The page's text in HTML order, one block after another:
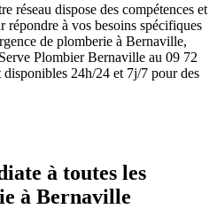
réseau dispose des compétences et
répondre à vos besoins spécifiques
de plomberie à Bernaville,
Plombier Bernaville au 09 72
24h/24 et 7j/7 pour des
à toutes les
à Bernaville